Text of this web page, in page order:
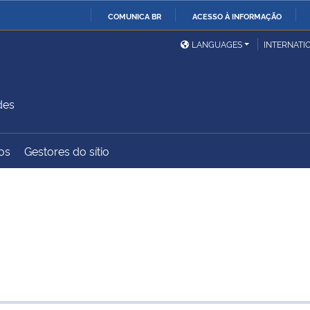
COMUNICA BR ACESSO À INFORMAÇÃO
Ministério da Defesa
Ministério das Relações
Exteriores
Ministério do
LANGUAGES
Gestores do sítio